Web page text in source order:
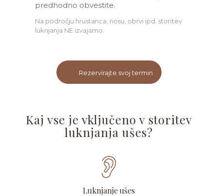
predhodno obvestite.
Na področju hrustanca, nosu, obrvi ipd. storitev
luknjanja NE izvajamo.
Rezervirajte svoj termin
Kaj vse je vključeno v storitev
luknjanja ušes?
Luknjanje ušes